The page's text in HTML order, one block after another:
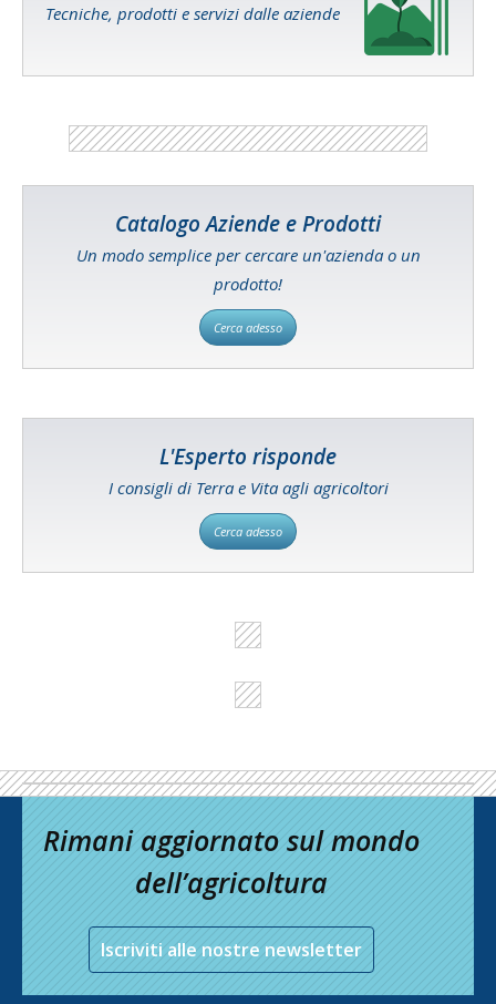
Tecniche, prodotti e servizi dalle aziende
Catalogo Aziende e Prodotti
Un modo semplice per cercare un'azienda o un
prodotto!
Cerca adesso
L'Esperto risponde
I consigli di Terra e Vita agli agricoltori
Cerca adesso
Rimani aggiornato sul mondo
dell’agricoltura
Iscriviti alle nostre newsletter